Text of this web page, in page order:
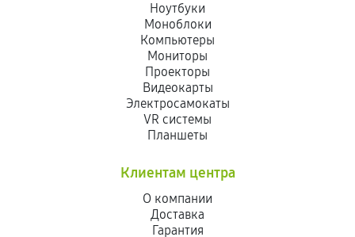
Ноутбуки
Моноблоки
Компьютеры
Мониторы
Проекторы
Видеокарты
Электросамокаты
VR системы
Планшеты
Клиентам центра
О компании
Доставка
Гарантия